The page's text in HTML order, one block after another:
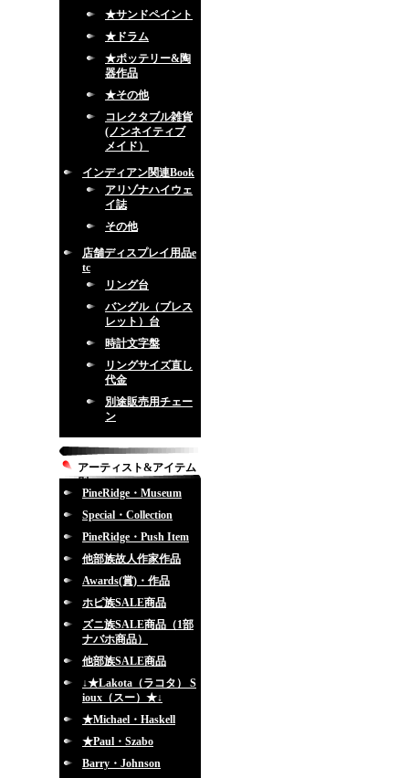
★サンドペイント
★ドラム
★ポッテリー&陶
器作品
★その他
コレクタブル雑貨
(ノンネイティブ
メイド）
インディアン関連Book
アリゾナハイウェ
イ誌
その他
店舗ディスプレイ用品e
tc
リング台
バングル（ブレス
レット）台
時計文字盤
リングサイズ直し
代金
別途販売用チェー
ン
アーティスト&アイテム
別
PineRidge・Museum
Special・Collection
PineRidge・Push Item
他部族故人作家作品
Awards(賞)・作品
ホピ族SALE商品
ズニ族SALE商品（1部
ナバホ商品）
他部族SALE商品
↓★Lakota（ラコタ） S
ioux（スー）★↓
★Michael・Haskell
★Paul・Szabo
Barry・Johnson